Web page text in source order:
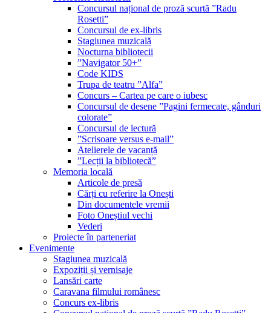
Concursul național de proză scurtă ”Radu
Rosetti”
Concursul de ex-libris
Stagiunea muzicală
Nocturna bibliotecii
”Navigator 50+”
Code KIDS
Trupa de teatru ”Alfa”
Concurs – Cartea pe care o iubesc
Concursul de desene ”Pagini fermecate, gânduri
colorate”
Concursul de lectură
”Scrisoare versus e-mail”
Atelierele de vacanță
”Lecții la bibliotecă”
Memoria locală
Articole de presă
Cărți cu referire la Onești
Din documentele vremii
Foto Oneștiul vechi
Vederi
Proiecte în parteneriat
Evenimente
Stagiunea muzicală
Expoziții și vernisaje
Lansări carte
Caravana filmului românesc
Concurs ex-libris